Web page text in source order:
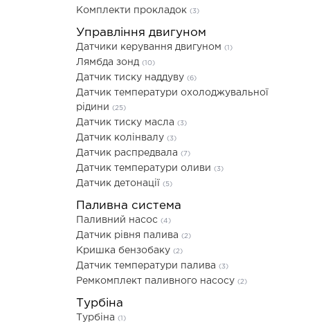
Комплекти прокладок (3)
Управління двигуном
Датчики керування двигуном (1)
Лямбда зонд (10)
Датчик тиску наддуву (6)
Датчик температури охолоджувальної
рідини (25)
Датчик тиску масла (3)
Датчик колінвалу (3)
Датчик распредвала (7)
Датчик температури оливи (3)
Датчик детонації (5)
Паливна система
Паливний насос (4)
Датчик рівня палива (2)
Кришка бензобаку (2)
Датчик температури палива (3)
Ремкомплект паливного насосу (2)
Турбіна
Турбіна (1)